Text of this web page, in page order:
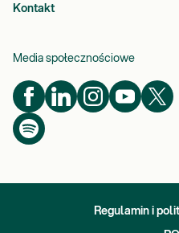
Kontakt
Media społecznościowe
Regulamin i